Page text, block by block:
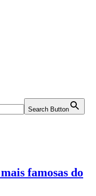
Search Button
famosas do